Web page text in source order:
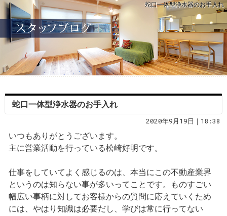
蛇口一体型浄水器のお手入れ
蛇口一体型浄水器のお手入れ
2020年9月19日｜18:38
いつもありがとうございます。
主に営業活動を行っている松崎好明です。
仕事をしていてよく感じるのは、本当にこの不動産業界
というのは知らない事が多いってことです。ものすごい
幅広い事柄に対してお客様からの質問に応えていくため
には、やはり知識は必要だし、学びは常に行ってない